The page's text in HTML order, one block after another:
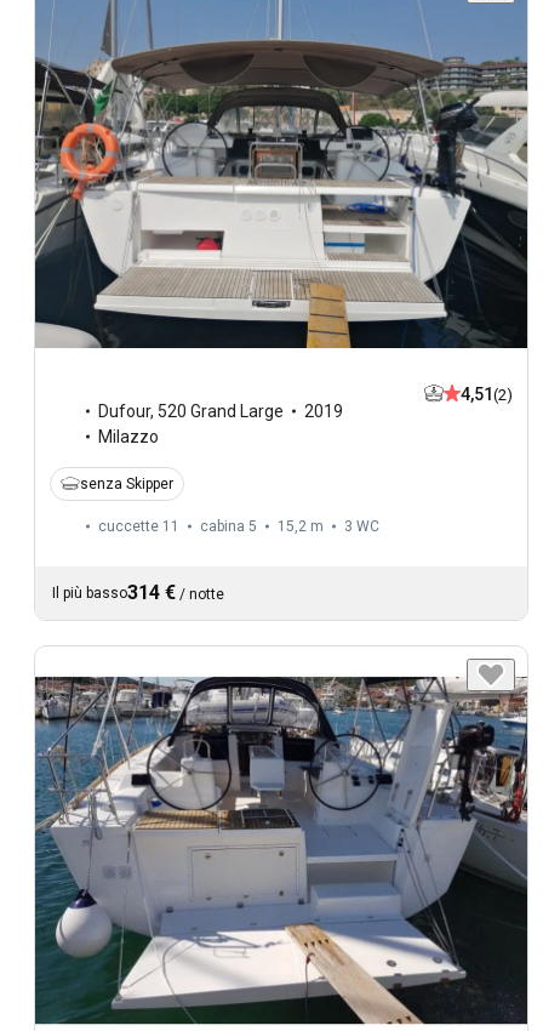
Dufour, 520 Grand Large
2019
Milazzo
4,51 (2)
senza Skipper
cuccette 11 cabina 5 15,2 m 3 WC
Il più basso314 € / notte